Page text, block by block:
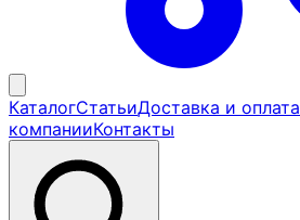
КаталогСтатьиДоставка и оплата
компанииКонтакты